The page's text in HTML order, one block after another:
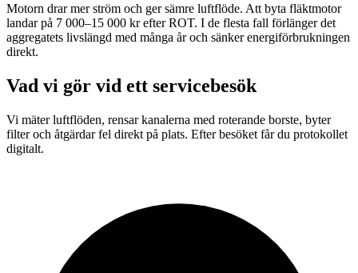
Motorn drar mer ström och ger sämre luftflöde. Att byta fläktmotor
landar på 7 000–15 000 kr efter ROT. I de flesta fall förlänger det
aggregatets livslängd med många år och sänker energiförbrukningen
direkt.
Vad vi gör vid ett servicebesök
Vi mäter luftflöden, rensar kanalerna med roterande borste, byter
filter och åtgärdar fel direkt på plats. Efter besöket får du protokollet
digitalt.